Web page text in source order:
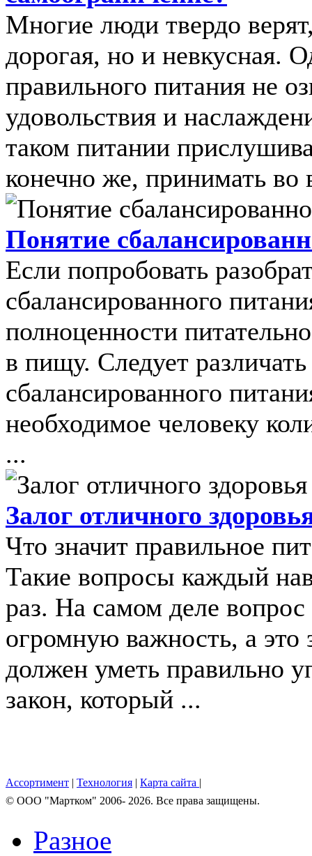
Многие люди твердо
дорогая, но и невкусная.
правильного питания не
удовольствия и
таком питании
конечно же, принимать во
Понятие
Если попробовать
сбалансированного
полноценности
в пищу. Следует различать
сбалансированного
необходимое человеку
...
Залог отличного
Что значит правильное
Такие вопросы каждый
раз. На самом деле
огромную важность, а это
должен уметь правильно
закон, который ...
Ассортимент | Технология | Карта сайта |
© OOO "Мартком" 2006- 2026. Все права защищены.
Разное